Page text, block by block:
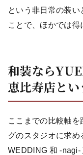
という非日常の装
ことで、ほかでは得
和装なら
恵比寿店と
ここまでの比較軸
グのスタジオに求め
WEDDING 和 -nagi-